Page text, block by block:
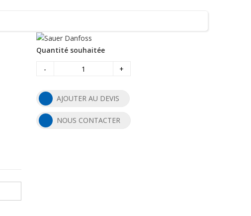
Quantité souhaitée
-
+
AJOUTER AU DEVIS
NOUS CONTACTER